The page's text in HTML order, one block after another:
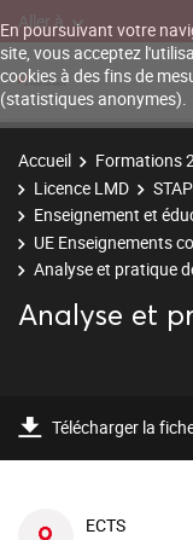
En poursuivant votre
site, vous acceptez
cookies à des fins de
(statistiques anonymes).
Aller à
Accueil Formations
Licence LMD
Enseignement et
UE Enseignements
Analyse et pratique
Analyse et
Télécharger la
ECTS